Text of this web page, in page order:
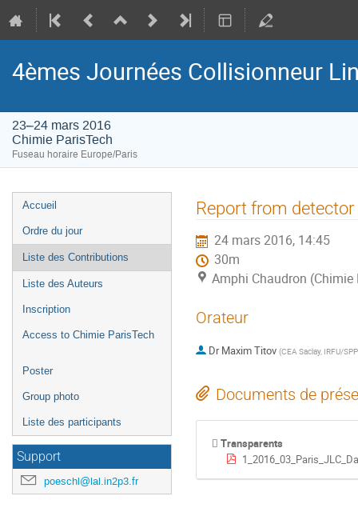
4èmes Journées Collisionneur
23–24 mars 2016
Chimie ParisTech
Fuseau horaire Europe/Paris
Menu
de
l'événement
Accueil
Ordre du jour
Liste des Contributions
Liste des Auteurs
Inscription
Access to Chimie ParisTech
Poster
Group photo
Liste des participants
Support
poeschl@lal.in2p3.fr
Report from
24 mars 2016, 14:45
30m
Amphi Chaudron (Chimie
Orateur
Dr Maxim Titov (CEA Saclay, IRFU/SPP
Documents de
Transparents